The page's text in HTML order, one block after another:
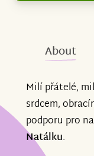
About
Milí přátelé,
srdcem,
podporu pro
Natálku.